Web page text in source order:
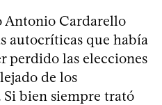
Antonio Cardarello
autocríticas que había
perdido las elecciones
de los
bien siempre trató